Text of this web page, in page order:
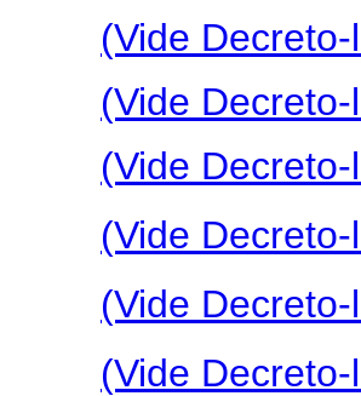
(Vide
(Vide
(Vide
(Vide
(Vide
(Vide